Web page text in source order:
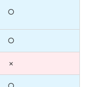
○
○
×